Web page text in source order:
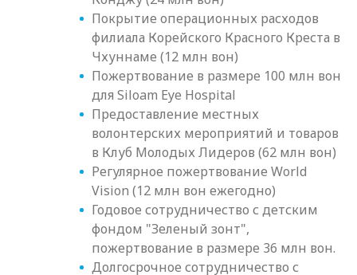
Покрытие операционных расходов
филиала Корейского Красного Креста в
Чхуннаме (12 млн вон)
Пожертвование в размере 100 млн вон
для Siloam Eye Hospital
Предоставление местных
волонтерских мероприятий и товаров
в Клуб Молодых Лидеров (62 млн вон)
Регулярное пожертвование World
Vision (12 млн вон ежегодно)
Годовое сотрудничество с детским
фондом "Зеленый зонт",
пожертвование в размере 36 млн вон.
Долгосрочное сотрудничество с